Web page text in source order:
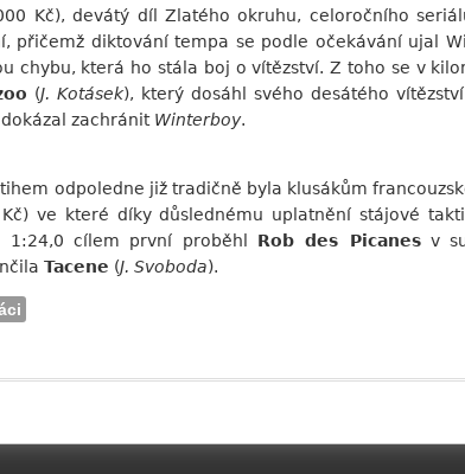
Kč), devátý díl Zlatého okruhu, celoročního
přičemž diktování tempa se podle očekávání ujal
chybu, která ho stála boj o vítězství. Z toho se v
(J. Kotásek), který dosáhl svého desátého
zachránit Winterboy.
odpoledne již tradičně byla klusákům
ve které díky důslednému uplatnění stájové
1:24,0 cílem první proběhl Rob des Picanesv
Tacene (J. Svoboda).